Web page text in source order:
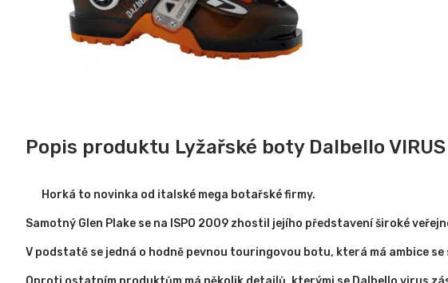
Popis produktu Lyžařské boty Dalbello VIRUS
Horká to novinka od italské mega botařské firmy.
Samotný Glen Plake se na ISPO 2009 zhostil jejího představení široké
V podstatě se jedná o hodně pevnou touringovou botu, která má ambice